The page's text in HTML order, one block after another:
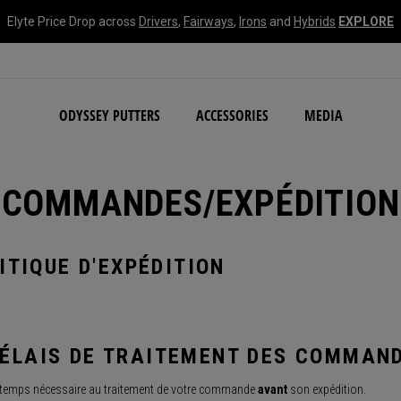
Elyte Price Drop across Drivers, Fairways, Irons and Hybrids EXPLORE
ODYSSEY PUTTERS ACCESSORIES MEDIA
NEW Damascus Milled
COMMANDES/EXPÉDITION
D'EXPÉDITION
DE TRAITEMENT DES
nécessaire au traitement de votre commandeavant son expédition.